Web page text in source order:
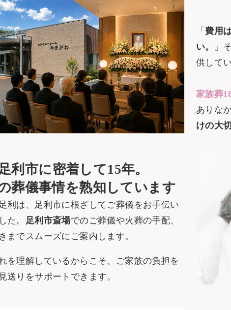
「費用
い。
」
供して
家族葬
ありな
けの大
足利市に密着して15年。
葬儀事情を熟知しています
利は、足利市に根ざしてご葬儀をお手伝い
た。
足利市斎場でのご葬儀や火葬の手配、
までスムーズにご案内します。
を理解しているからこそ、ご家族の負担を
送りをサポートできます。